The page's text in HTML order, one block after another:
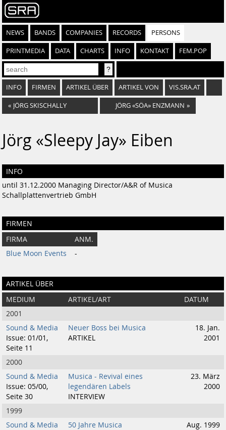
NEWS BANDS COMPANIES RECORDS PERSONS
PRINTMEDIA DATA CHARTS INFO KONTAKT FEM.POP
INFO FIRMEN ARTIKEL ÜBER ARTIKEL VON VIS.SRA.AT
« JÖRG SKISCHALLY JÖRG «SÖA» ENZMANN »
Jörg «Sleepy Jay» Eiben
INFO
until 31.12.2000 Managing Director/A&R of Musica
Schallplattenvertrieb GmbH
FIRMEN
FIRMA
ANM.
Blue Moon Events
-
ARTIKEL ÜBER
MEDIUM ARTIKEL/ART
DATUM
2001
Sound & Media
Issue: 01/01,
Seite 11
Neuer Boss bei Musica
ARTIKEL
18. Jan.
2001
2000
Sound & Media
Issue: 05/00,
Seite 30
Musica - Revival eines
legendären Labels
INTERVIEW
23. März
2000
1999
Sound & Media
50 Jahre Musica
Aug. 1999